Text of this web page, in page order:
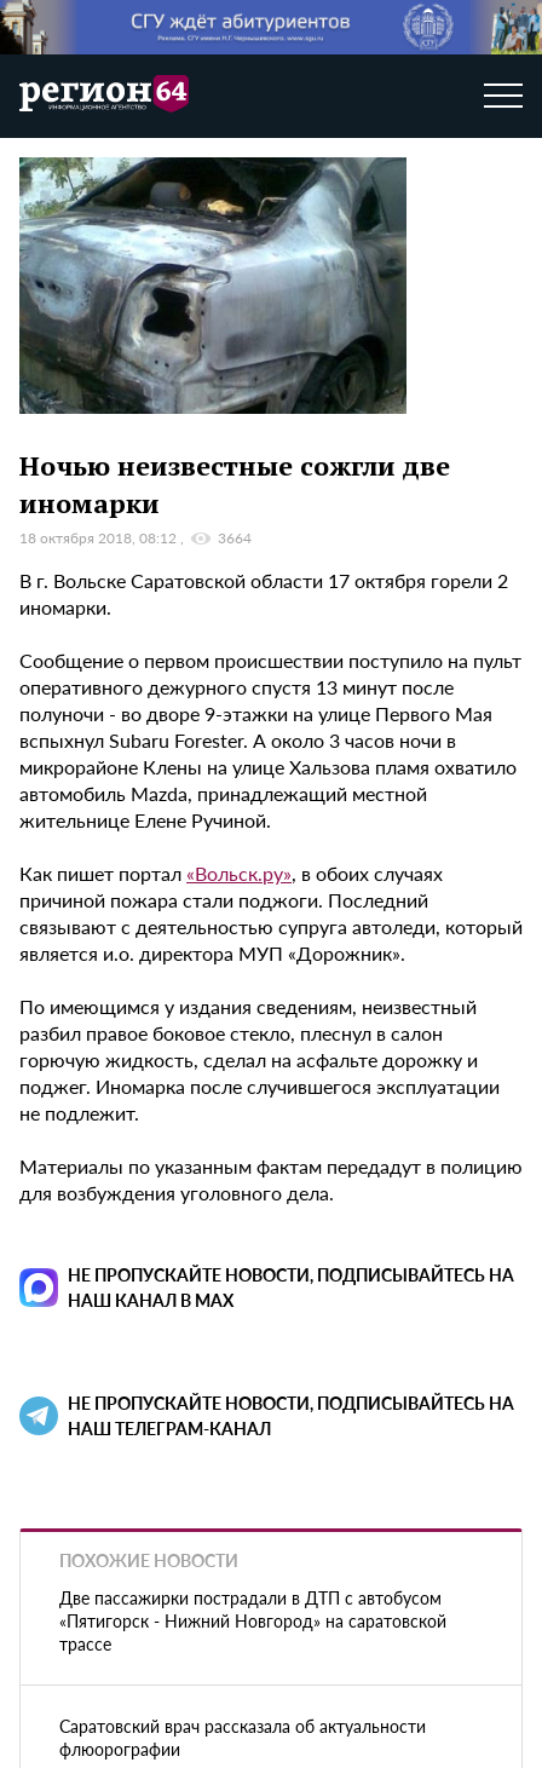
Ночью неизвестные сожгли две
иномарки
18 октября 2018, 08:12 3664
В г. Вольске Саратовской области 17 октября горели 2
иномарки.
Сообщение о первом происшествии поступило на пульт
оперативного дежурного спустя 13 минут после
полуночи - во дворе 9-этажки на улице Первого Мая
вспыхнул Subaru Forester. А около 3 часов ночи в
микрорайоне Клены на улице Хальзова пламя охватило
автомобиль Mazda, принадлежащий местной
жительнице Елене Ручиной.
Как пишет портал «Вольск.ру», в обоих случаях
причиной пожара стали поджоги. Последний
связывают с деятельностью супруга автоледи, который
является и.о. директора МУП «Дорожник».
По имеющимся у издания сведениям, неизвестный
разбил правое боковое стекло, плеснул в салон
горючую жидкость, сделал на асфальте дорожку и
поджег. Иномарка после случившегося эксплуатации
не подлежит.
Материалы по указанным фактам передадут в полицию
для возбуждения уголовного дела.
НЕ ПРОПУСКАЙТЕ НОВОСТИ, ПОДПИСЫВАЙТЕСЬ НА
НАШ КАНАЛ В MAX
НЕ ПРОПУСКАЙТЕ НОВОСТИ, ПОДПИСЫВАЙТЕСЬ НА
НАШ ТЕЛЕГРАМ-КАНАЛ
ПОХОЖИЕ НОВОСТИ
Две пассажирки пострадали в ДТП с автобусом
«Пятигорск - Нижний Новгород» на саратовской
трассе
Саратовский врач рассказала об актуальности
флюорографии